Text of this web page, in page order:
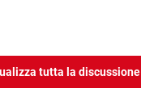
tutta la discussione